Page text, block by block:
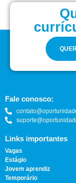
Fale conosco:
Links importantes
Vagas
Estágio
Jovem aprendiz
Temporário